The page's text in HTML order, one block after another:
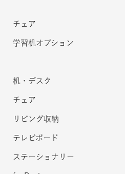
チェア
学習机オプション
机・デスク
チェア
リビング収納
テレビボード
ステーショナリー